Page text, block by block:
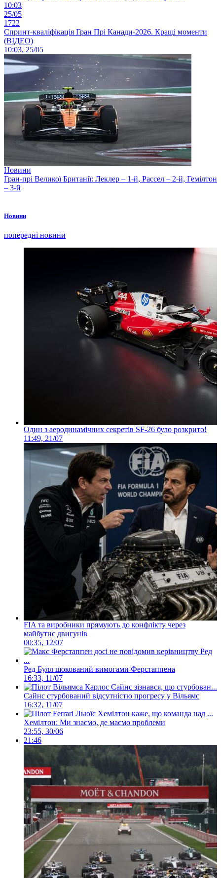
10:03
25/05
1722
Спринт-кваліфікація Гран Прі Канади-2026. Кращі моменти
(ВІДЕО)
10:03, 25/05
Новини
Гран-прі Великої Британії: Леклер – 1-й, Рассел – 2-й, Гемілтон
– 3-й
Новини
попередні новини
Один з аеродинамічних секретів SF-26 було розкрито!
11:49, 21/07
FIA та виробники прямують до конфлікту через
майбутнє двигунів
00:35, 12/07
Ред Булл шокований вимогами Ферстаппена
16:33, 11/07
Сайнс стурбований відсутністю прогресу у Вільямс
16:32, 11/07
Хемілтон: Ми знаємо, де маємо проблеми
23:55, 30/06
21:46